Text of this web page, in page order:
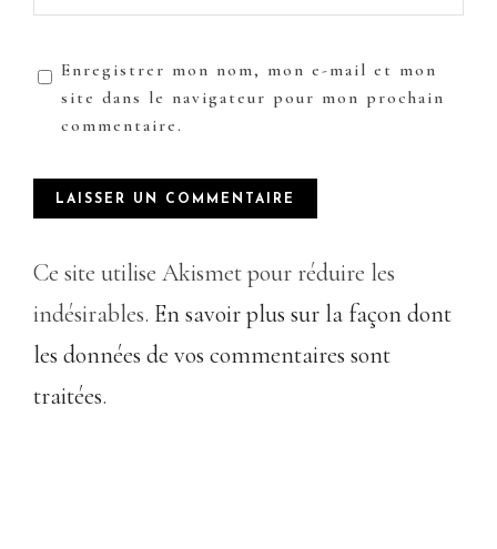
Enregistrer mon nom, mon e-mail et mon
site dans le navigateur pour mon prochain
commentaire.
Ce site utilise Akismet pour réduire les
indésirables. En savoir plus sur la façon dont
les données de vos commentaires sont
traitées.